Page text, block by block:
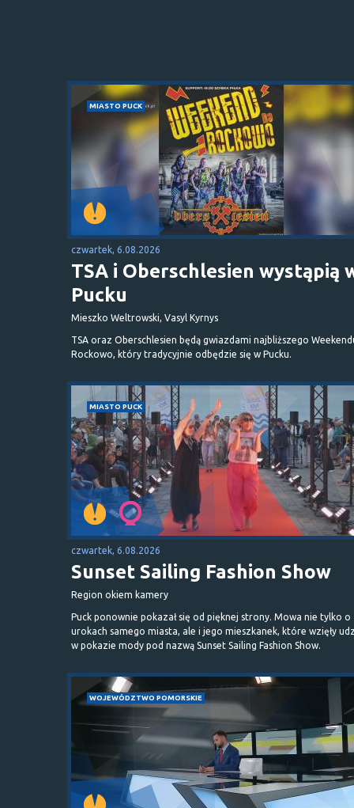
MIASTO PUCK
czwartek, 6.08.2026
TSA i Oberschlesien wystąpią
Pucku
Mieszko Weltrowski, Vasyl Kyrnys
TSA oraz Oberschlesien będą gwiazdami najbliższego
Rockowo, który tradycyjnie odbędzie się w Pucku.
MIASTO PUCK
czwartek, 6.08.2026
Sunset Sailing Fashion Show
Region okiem kamery
Puck ponownie pokazał się od pięknej strony. Mowa nie tylko o
urokach samego miasta, ale i jego mieszkanek, które wzięły
w pokazie mody pod nazwą Sunset Sailing Fashion Show.
WOJEWÓDZTWO POMORSKIE